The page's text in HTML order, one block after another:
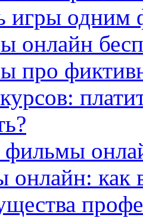
игры одним
онлайн
про
онлайн: как